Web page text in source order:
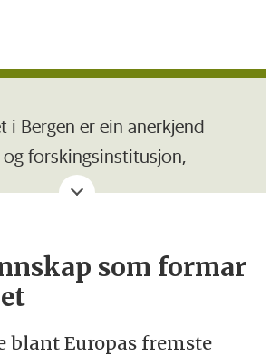
i Bergen er ein anerkjend
forskingsinstitusjon,
fakultet og omlag 54
på Nygårdshøyden,
og Årstad.
som formar
blant Europas fremste